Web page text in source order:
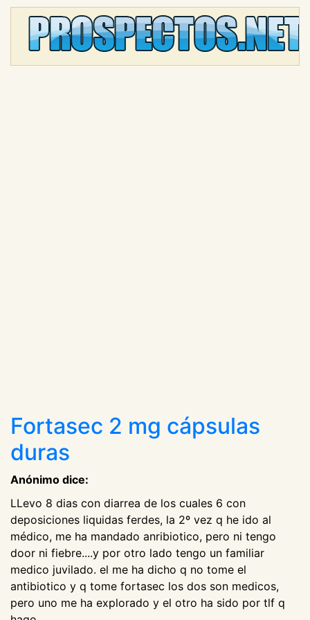
Fortasec 2 mg cápsulas
duras
Anónimo dice:
LLevo 8 dias con diarrea de los cuales 6 con
deposiciones liquidas ferdes, la 2º vez q he ido al
médico, me ha mandado anribiotico, pero ni tengo
door ni fiebre....y por otro lado tengo un familiar
medico juvilado. el me ha dicho q no tome el
antibiotico y q tome fortasec los dos son medicos,
pero uno me ha explorado y el otro ha sido por tlf q